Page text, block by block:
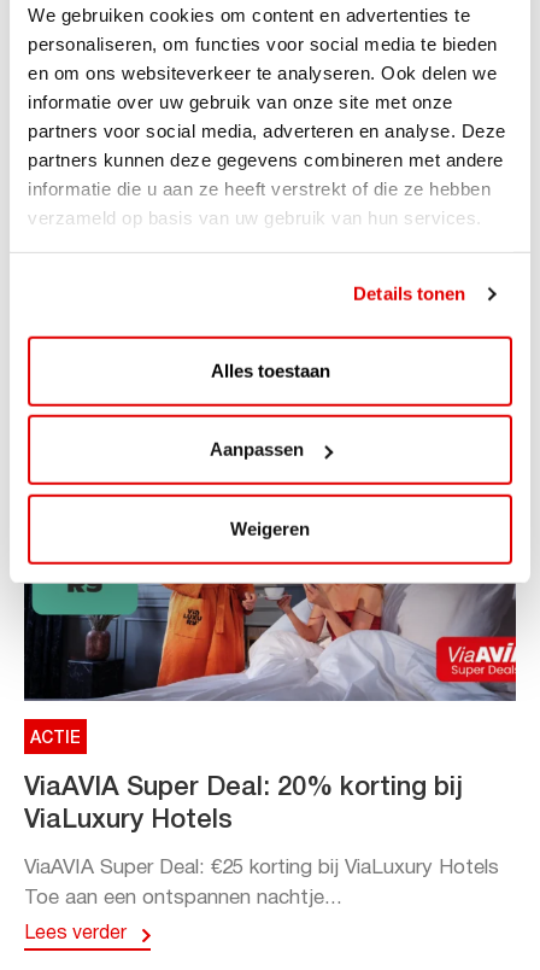
We gebruiken cookies om content en advertenties te
personaliseren, om functies voor social media te bieden
en om ons websiteverkeer te analyseren. Ook delen we
informatie over uw gebruik van onze site met onze
partners voor social media, adverteren en analyse. Deze
partners kunnen deze gegevens combineren met andere
informatie die u aan ze heeft verstrekt of die ze hebben
verzameld op basis van uw gebruik van hun services.
Details tonen
Alles toestaan
Aanpassen
Weigeren
NIEUWS
AVIA VOLT en Fletcher Hotels starten
landelijke uitrol van DC-
AVIA VOLT en Fletcher Hotels starten landelijke uitrol
ACTIE
ViaAVIA Super Deal: 20% korting bij
ViaLuxury Hotels
ViaAVIA Super Deal: €25 korting bij ViaLuxury Hotels
Toe aan een ontspannen nachtje...
Lees verder